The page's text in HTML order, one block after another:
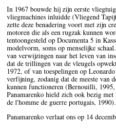
In 1967 bouwde hij zijn eerste
vliegmachines inluidde (Vliegend
zette deze benadering voort met zijn
motoren die als een rugzak kunnen
tentoongesteld op Documenta 5 in
modelvorm, soms op menselijke
van verwijzingen naar het leven van
dat de trillingen van de vleugels
1972, of van toespelingen op
verfijning, zodanig dat de meeste van
kunnen functioneren (Bernouilli,
Panamarenko hield zich ook bezig
de l'homme de guerre portugais, 1990).
Panamarenko verlaat ons op 14